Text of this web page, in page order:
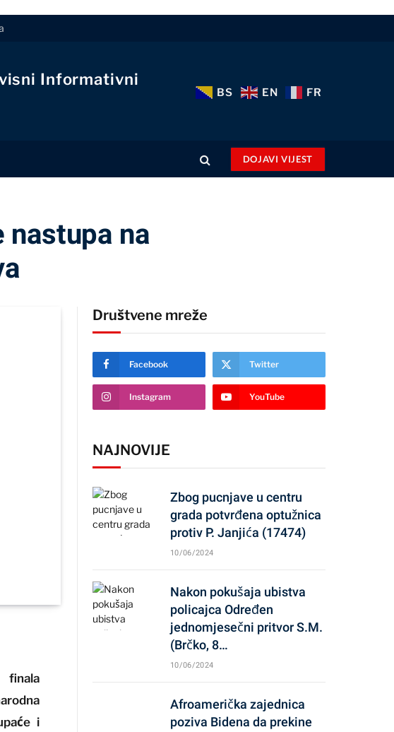
Informativni
BS EN FR
DOJAVI VIJEST
na
finala
i
Društvene mreže
Facebook Twitter
Instagram YouTube
NAJNOVIJE
Zbog pucnjave u centru
grada potvrđena optužnica
protiv P. Janjića (17474)
10/06/2024
Nakon pokušaja ubistva
policajca Određen
jednomjesečni pritvor S.M.
(Brčko, 8…
10/06/2024
Afroamerička zajednica
poziva Bidena da prekine